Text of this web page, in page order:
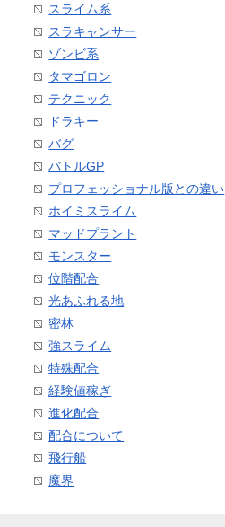
スライム系
スラキャンサー
ゾンビ系
タマゴロン
テクニック
ドラキー
バグ
バトルGP
プロフェッショナル版との違い
ホイミスライム
マッドプラント
モンスター
位階配合
光あふれる地
密林
強スライム
特殊配合
経験値稼ぎ
進化配合
配合について
飛行船
魔界